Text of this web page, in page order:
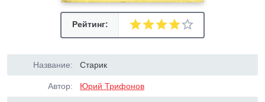
Рейтинг:
Название: Старик
Автор: Юрий Трифонов